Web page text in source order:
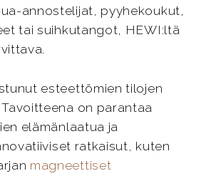
annostelijat, pyyhekoukut,
tai suihkutangot, HEWI:ltä
esteettömien tilojen
on parantaa
elämänlaatua ja
ratkaisut, kuten
magneettiset